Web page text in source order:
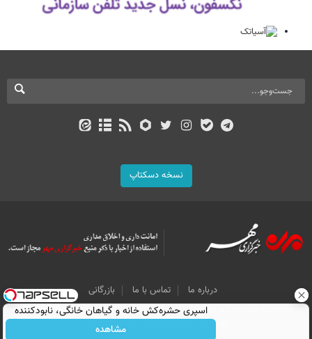
نسخه دسکتاپ
درباره ما تماس با ما
بازرگانی
All Content by Mehr News Agency is licensed under a Creative Commons
Attribution 4.0 International License.
اسپری حشره‌کش خانه و گیاهان خانگی، نابودکننده
انواع حشرات خانگی و آفات
مشاهده